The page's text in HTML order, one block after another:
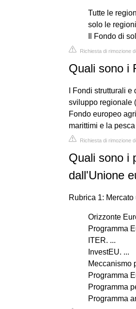
Tutte le
solo le
Il Fondo di
Richiesta di rimozione
Quali sono i
I Fondi strutturali
sviluppo regionale
Fondo europeo
marittimi e la
Richiesta di rimozione
Quali sono i
dall'Unione
Rubrica 1:
Orizzonte
Programma
ITER. ...
InvestEU. ...
Meccanismo
Programma
Programma
Programma